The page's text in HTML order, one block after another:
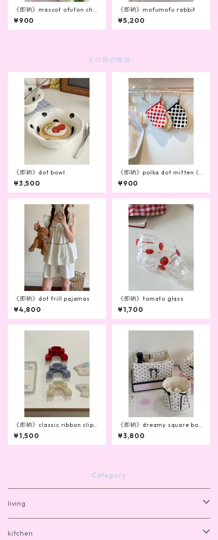
《即納》mascot ofuton char
m
¥900
《即納》mofumofu rabbit
¥5,200
その他の商品
《即納》dot bowl
¥3,500
《即納》polka dot mitten (2
color)
¥900
《即納》dot frill pajamas
¥4,800
《即納》tomato glass
¥1,700
《即納》classic ribbon clip(3
color)
¥1,500
《即納》dreamy square box
(3colors)
¥3,800
Category
living
bath mat
kitchen